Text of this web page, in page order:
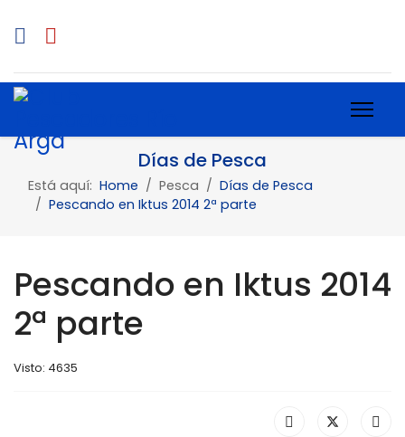
Días de Pesca
Está aquí: Home Pesca
Días de Pesca
Pescando en Iktus 2014 2ª parte
Pescando en Iktus 2014
2ª parte
Visto: 4635